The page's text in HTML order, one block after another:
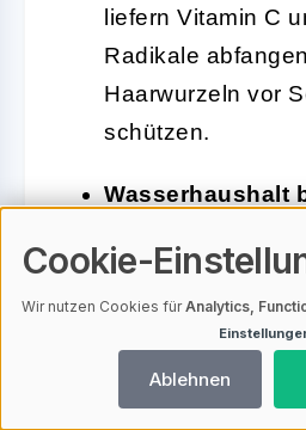
liefern Vitamin C
Radikale
Haarwurzeln vor
schützen.
Wasserhaushalt
Haut und spröde
Liter Wasser am
guter Richtwert,
Augenbrauen
Trockenen sitzen“.
Cookie-
Wir nutzen Cookies fürAnalytics,
Ablehnen